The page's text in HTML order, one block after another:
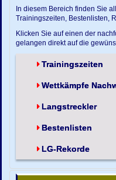
In diesem Bereich finden Sie
Trainingszeiten, Bestenlisten,
Klicken Sie auf einen der
gelangen direkt auf die
Trainingszeiten
Wettkämpfe
Langstreckler
Bestenlisten
LG-Rekorde